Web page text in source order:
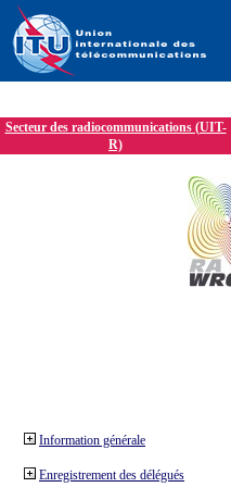
Secteur des radiocommunications (UIT-
R)
Information générale
Enregistrement des délégués